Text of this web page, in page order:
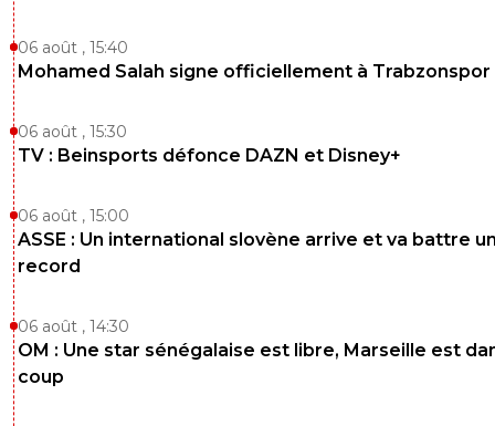
06 août , 15:40
Mohamed Salah signe officiellement à Trabzonspor
06 août , 15:30
TV : Beinsports défonce DAZN et Disney+
06 août , 15:00
ASSE : Un international slovène arrive et va battre
record
06 août , 14:30
OM : Une star sénégalaise est libre, Marseille est
coup